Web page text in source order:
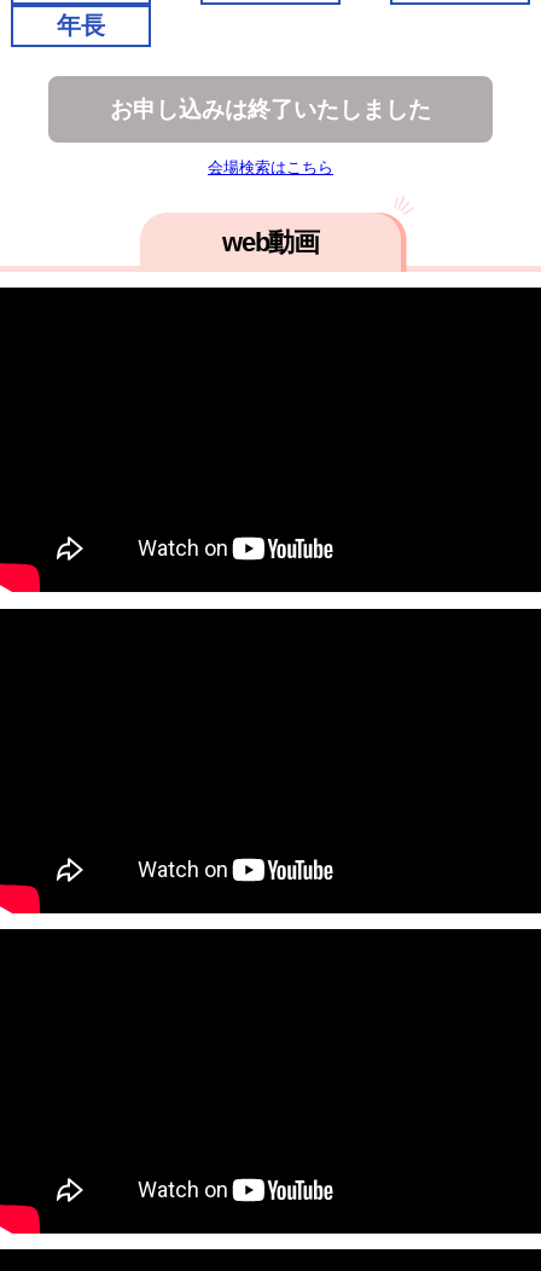
年長
お申し込みは終了いたしました
会場検索はこちら
web動画